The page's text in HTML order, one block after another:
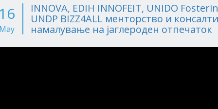
INNOVA, EDIH INNOFEIT, UNIDO
UNDP BIZZ4ALL менторство и
намалување на јаглероден отпечаток